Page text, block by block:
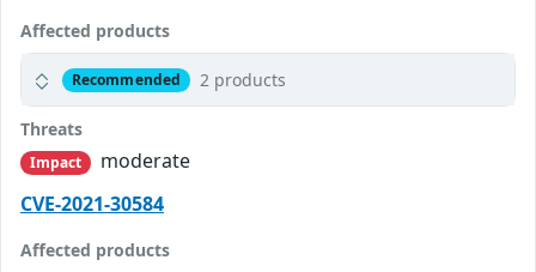
Affected products
Recommended 2 products
Threats
Impact
moderate
CVE-2021-30584
Affected products